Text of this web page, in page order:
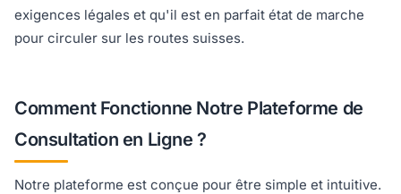
exigences légales et qu'il est en parfait état de marche
pour circuler sur les routes suisses.
Comment Fonctionne Notre Plateforme de
Consultation en Ligne ?
Notre plateforme est conçue pour être simple et intuitive.